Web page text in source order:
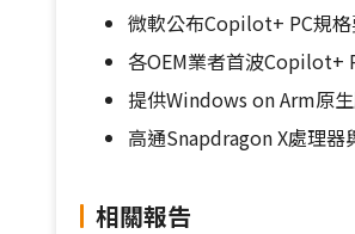
微軟公布Copilot+ PC規格
各OEM業者首波Copilot+
提供Windows on Arm原
高通Snapdragon X處理
相關報告